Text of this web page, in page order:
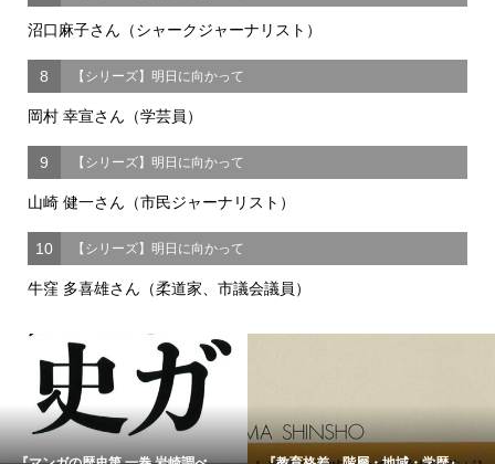
沼口麻子さん（シャークジャーナリスト）
8 【シリーズ】明日に向かって
岡村 幸宣さん（学芸員）
9 【シリーズ】明日に向かって
山崎 健一さん（市民ジャーナリスト）
10 【シリーズ】明日に向かって
牛窪 多喜雄さん（柔道家、市議会議員）